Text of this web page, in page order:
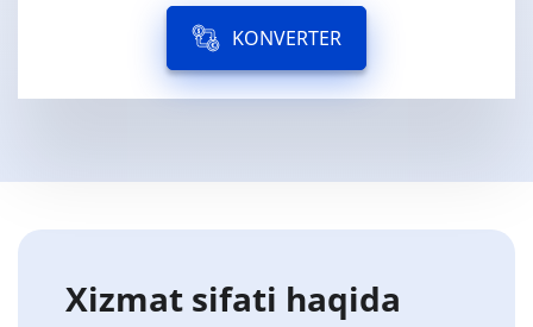
KONVERTER
Xizmat sifati haqida